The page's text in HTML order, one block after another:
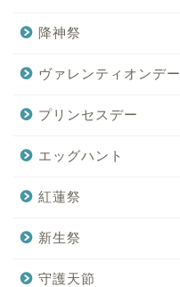
降神祭
ヴァレンティオンデー
プリンセスデー
エッグハント
紅蓮祭
新生祭
守護天節